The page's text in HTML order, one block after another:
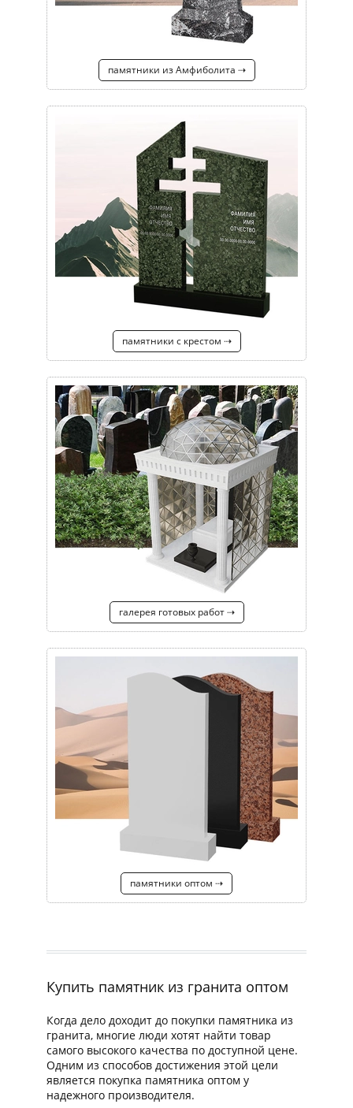
памятники из Амфиболита ⇢
памятники с крестом ⇢
галерея готовых работ ⇢
памятники оптом ⇢
Купить памятник из гранита оптом
Когда дело доходит до покупки памятника из
гранита, многие люди хотят найти товар
самого высокого качества по доступной цене.
Одним из способов достижения этой цели
является покупка памятника оптом у
надежного производителя.